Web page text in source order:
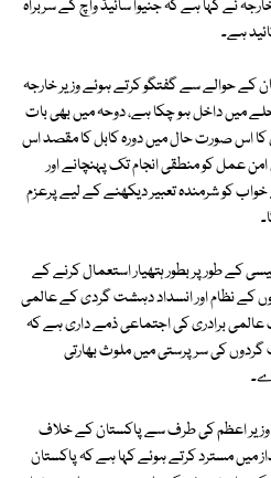
نے کہا ہے کہ جنیوا سائیڈ واچ کے سربراہ
ہے۔
کے حوالے سے گفتگو کرتے ہوئے وزیر خارجہ
میں داخل ہو چکا ہے، دوحہ میں بھی بات
اس صورت حال میں دورہ کابل کا مقصد اس
امن عمل کو منطقی انجام تک پہنچانے اور
خواب کو شرمندہ تعبیر دیکھنے کے لیے پرعزم
کے طور پر بطور ہتھیار استعمال کرنے کے
کے نظام اور انسداد دہشت گردی کے عالمی
برادری کی اجتماعی ذمے داری ہے کہ
کی سرپرستی میں ملوث بھارتی
وزیر اعظم کی طرف سے پاکستان کے خلاف
میں مسترد کرتے ہوئے کہا ہے کہ پاکستان